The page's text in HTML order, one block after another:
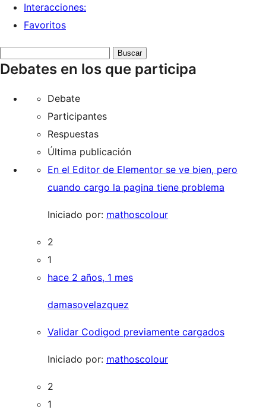
Interacciones:
Favoritos
debates:
Debates en los que participa
Debate
Participantes
Respuestas
Última publicación
En el Editor de Elementor se ve bien, pero
cuando cargo la pagina tiene problema
Iniciado por: mathoscolour
2
1
hace 2 años, 1 mes
damasovelazquez
Validar Codigod previamente cargados
Iniciado por: mathoscolour
2
1